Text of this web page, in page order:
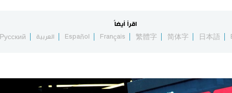
اقرأ أيضاً
日本語
简体字
繁體字
Français
Español العربية Русский